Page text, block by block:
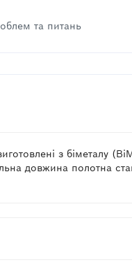
та питань
з біметалу
довжина полотна